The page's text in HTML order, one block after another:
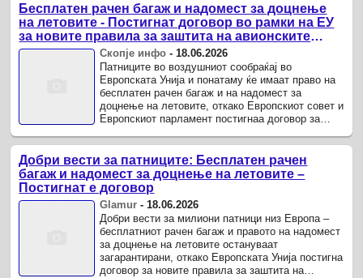
Бесплатен рачен багаж и надомест за доцнење
на летовите - Постигнат договор во рамки на ЕУ
за новите правила за заштита на авионските
патници
Скопје инфо - 18.06.2026
Патниците во воздушниот сообраќај во
Европската Унија и понатаму ќе имаат право на
бесплатен рачен багаж и на надомест за
доцнење на летовите, откако Европскиот совет и
Европскиот парламент постигнаа договор за
Добри вести за патниците: Бесплатен рачен
багаж и надомест за доцнење на летовите –
Постигнат е договор
Glamur -18.06.2026
Добри вести за милиони патници низ Европа –
бесплатниот рачен багаж и правото на надомест
за доцнење на летовите остануваат
загарантирани, откако Европската Унија постигна
договор за новите правила за заштита на